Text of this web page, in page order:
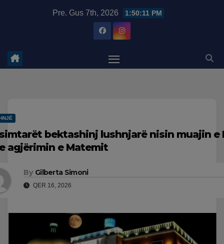
Pre. Gus 7th, 2026 1:50:11 PM
bektashinj lushnjarë nisin muajin e
agjërimin e Matemit
By Gilberta Simoni
QER 16, 2026